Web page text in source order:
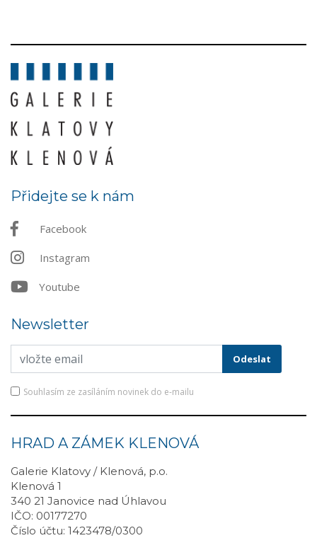
Přidejte se k nám
Facebook
Instagram
Youtube
Newsletter
Souhlasím ze zasíláním novinek do e-mailu
HRAD A ZÁMEK KLENOVÁ
Galerie Klatovy / Klenová, p.o.
Klenová 1
340 21 Janovice nad Úhlavou
IČO: 00177270
Číslo účtu: 1423478/0300